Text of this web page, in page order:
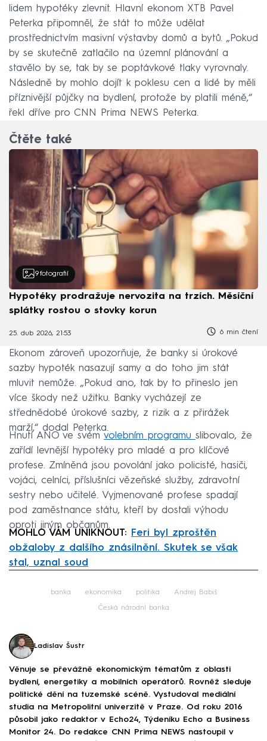
lidem hypotéky zlevnit. Hlavní ekonom XTB Pavel
Peterka připomněl, že stát to může udělat
prostřednictvím masivní výstavby domů a bytů. „Pokud
by se skutečně zatlačilo na územní plánování a
stavělo by se, tak by se poptávkové tlaky vyrovnaly.
Následně by mohlo dojít k poklesu cen a lidé by měli
příznivější půjčky na bydlení, protože by platili méně,“
řekl dříve pro CNN Prima NEWS Peterka.
Čtěte také
9 fotografií
Hypotéky prodražuje nervozita na trzích. Měsíční
splátky rostou o stovky korun
25. dub 2026, 21:53 6 min čtení
Ekonom zároveň upozorňuje, že banky si úrokové
sazby hypoték nasazují samy a do toho jim stát
mluvit nemůže. „Pokud ano, tak by to přineslo jen
více škody než užitku. Banky vycházejí ze
střednědobé úrokové sazby, z rizik a z přirážek
marží,“ dodal Peterka.
Hnutí ANO ve svém volebním programu slibovalo, že
zařídí levnější hypotéky pro mladé a pro klíčové
profese. Zmíněná jsou povolání jako policisté, hasiči,
vojáci, celníci, příslušníci vězeňské služby, zdravotní
sestry nebo učitelé. Vyjmenované profese spadají
pod zaměstnance státu, kteří by dostali výhodu
oproti jiným občanům.
MOHLO VÁM UNIKNOUT: Feri byl zproštěn
obžaloby z dalšího znásilnění. Skutek se však
stal, uznal soud
banka ekonomika politika Andrej Babiš
Česká národní banka
Ladislav Šustr
Věnuje se převážně ekonomickým tématům z oblasti
bydlení, energetiky a mobilních operátorů. Rovněž sleduje
politické dění na tuzemské scéně. Vystudoval mediální
studia na Metropolitní univerzitě v Praze. Od roku 2016
působil jako redaktor v Echo24, Týdeníku Echo a Business
Monitor 24. Do redakce CNN Prima NEWS nastoupil v